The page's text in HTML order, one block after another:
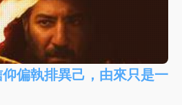
仰偏執排異己，由來只是一